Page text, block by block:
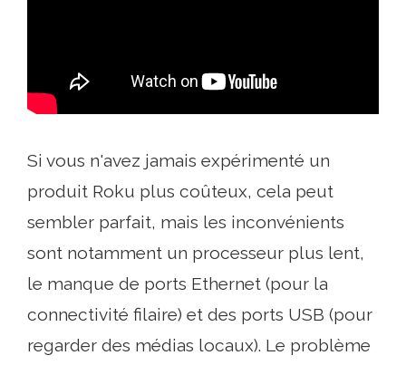
Si vous n'avez jamais expérimenté un
produit Roku plus coûteux, cela peut
sembler parfait, mais les inconvénients
sont notamment un processeur plus lent,
le manque de ports Ethernet (pour la
connectivité filaire) et des ports USB (pour
regarder des médias locaux). Le problème